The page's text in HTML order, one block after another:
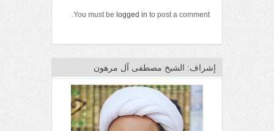
You must be logged in to post a comment.
إشراف: الشيخ مصطفى آل مرهون